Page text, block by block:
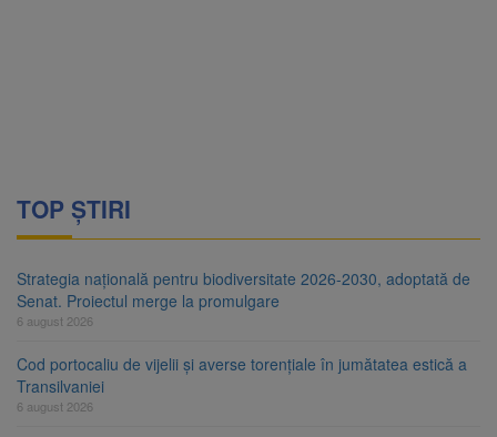
TOP ȘTIRI
Strategia națională pentru biodiversitate 2026-2030, adoptată de
Senat. Proiectul merge la promulgare
6 august 2026
Cod portocaliu de vijelii și averse torențiale în jumătatea estică a
Transilvaniei
6 august 2026